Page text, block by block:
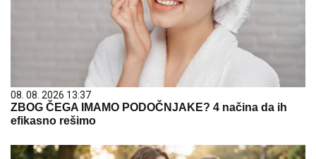
08. 08. 2026 13:37
ZBOG ČEGA IMAMO PODOČNJAKE? 4 načina da ih
efikasno rešimo